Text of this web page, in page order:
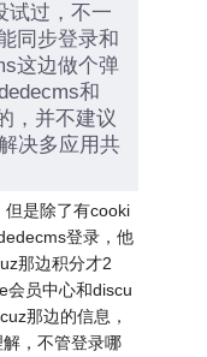
试过，不一
同步登录和
这边做个弹
和
，并不建议
决多应用共
但是除了有cooki
登录，他
那边积分才2
会员中心和discu
那边的信息，
，不管登录哪